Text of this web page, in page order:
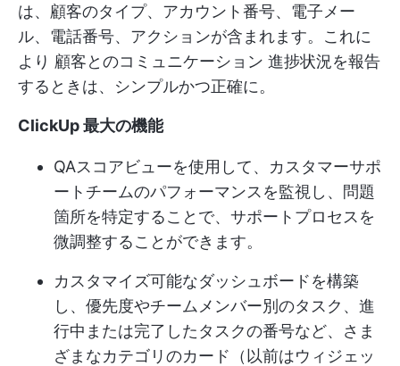
は、顧客のタイプ、アカウント番号、電子メー
ル、電話番号、アクションが含まれます。これに
より 顧客とのコミュニケーション 進捗状況を報告
するときは、シンプルかつ正確に。
ClickUp 最大の機能
QAスコアビューを使用して、カスタマーサポ
ートチームのパフォーマンスを監視し、問題
箇所を特定することで、サポートプロセスを
微調整することができます。
カスタマイズ可能なダッシュボードを構築
し、優先度やチームメンバー別のタスク、進
行中または完了したタスクの番号など、さま
ざまなカテゴリのカード（以前はウィジェッ